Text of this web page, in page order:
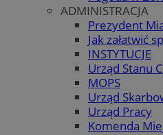
ADMINISTRACJA
Prezydent
Jak załatwić
INSTYTUCJE
Urząd Stanu
MOPS
Urząd
Urząd Pracy
Komenda